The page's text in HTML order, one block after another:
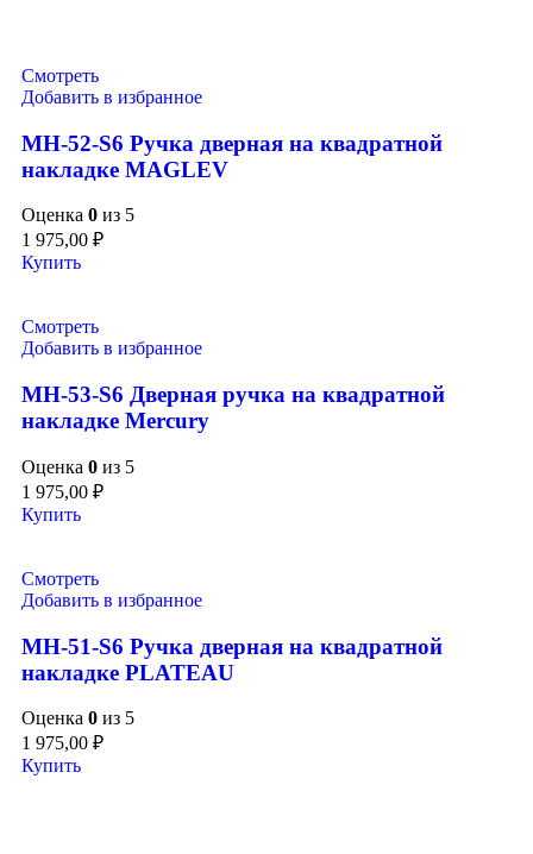
Смотреть
Добавить в избранное
MH-52-S6 Ручка дверная на квадратной
накладке MAGLEV
Оценка 0 из 5
1 975,00 ₽
Купить
Смотреть
Добавить в избранное
MH-53-S6 Дверная ручка на квадратной
накладке Mercury
Оценка 0 из 5
1 975,00 ₽
Купить
Смотреть
Добавить в избранное
MH-51-S6 Pучка дверная на квадратной
накладке PLATEAU
Оценка 0 из 5
1 975,00 ₽
Купить